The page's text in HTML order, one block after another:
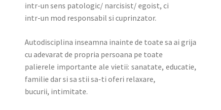
intr-un sens patologic/ narcisist/ egoist, ci
intr-un mod responsabil si cuprinzator.
Autodisciplina inseamna inainte de toate sa ai grija
cu adevarat de propria persoana pe toate
palierele importante ale vietii: sanatate, educatie,
familie dar si sa stii sa-ti oferi relaxare,
bucurii, intimitate.